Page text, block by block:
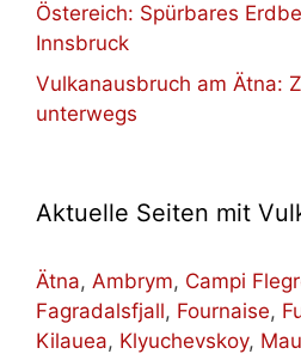
Östereich: Spürbares
Innsbruck
Vulkanausbruch am Ätna:
unterwegs
Aktuelle Seiten mit
Ätna, Ambrym, Campi
Fagradalsfjall, Fournaise,
Kilauea, Klyuchevskoy,